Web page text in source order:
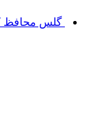
گلس محافظ